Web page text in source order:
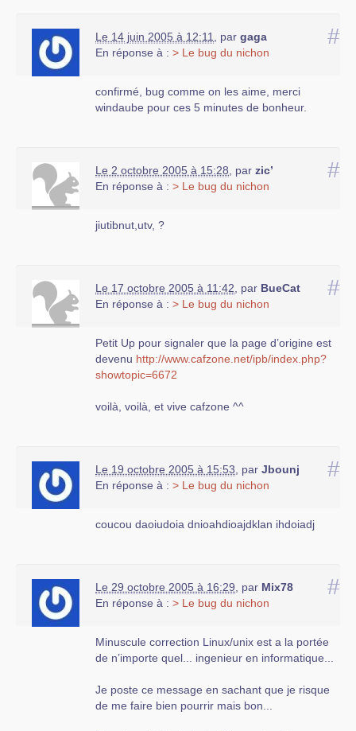
#
Le 14 juin 2005 à 12:11 par gaga
En réponse à : > Le bug du nichon
confirmé, bug comme on les aime, merci
windaube pour ces 5 minutes de bonheur.
#
Le 2 octobre 2005 à 15:28 par zic’
En réponse à : > Le bug du nichon
jiutibnut,utv, ?
#
Le 17 octobre 2005 à 11:42 par BueCat
En réponse à : > Le bug du nichon
Petit Up pour signaler que la page d’origine est
devenu http://www.cafzone.net/ipb/index.php?
showtopic=6672
voilà, voilà, et vive cafzone ^^
#
Le 19 octobre 2005 à 15:53 par Jbounj
En réponse à : > Le bug du nichon
coucou daoiudoia dnioahdioajdklan ihdoiadj
#
Le 29 octobre 2005 à 16:29 par Mix78
En réponse à : > Le bug du nichon
Minuscule correction Linux/unix est a la portée
de n’importe quel... ingenieur en informatique...
Je poste ce message en sachant que je risque
de me faire bien pourrir mais bon...